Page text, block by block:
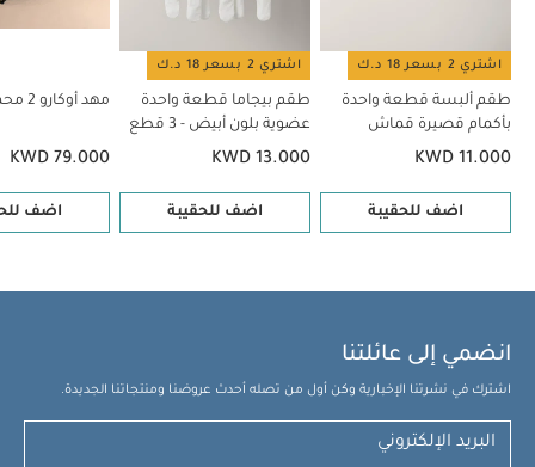
بأكمام قصيرة قماش عضوي بلون أبيض - 5 قطع
طقم بيجاما قطعة
أوكارو 2 محمول – إكليبس
مهد أوكارو 2 محمول - هيريتج
اشتري 2 بسعر 18 د.ك
طقم ألبسة قطعة واحدة
بأكمام قصيرة قماش
عضوي بلون أبيض - 5 قطع
KWD 11.000
اضف للحقيبة
اشتري 2 بسعر 18 د.ك
طقم بيجاما قطعة واحدة
عضوية بلون أبيض - 3 قطع
KWD 13.000
اضف للحقيبة
مهد أوكارو 2 محمول - كريما
KWD 79.000
اضف
انضمي إلى عائلتنا
اشترك في نشرتنا الإخبارية وكن أول من تصله أحدث عروضنا ومنتجاتنا الجديدة.